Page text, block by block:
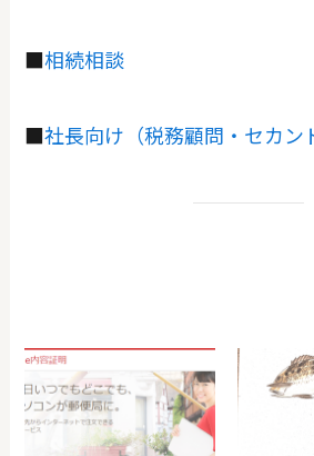
■相続相談
■社長向け（税務顧問・セカン